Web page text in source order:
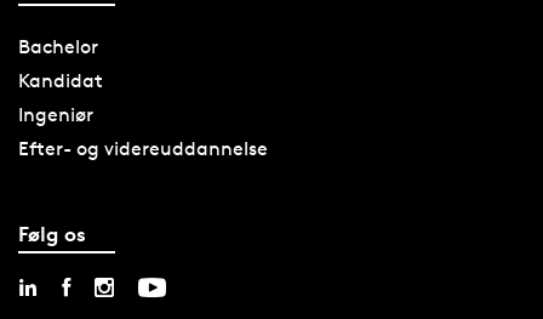
Bachelor
Kandidat
Ingeniør
Efter- og videreuddannelse
Følg os